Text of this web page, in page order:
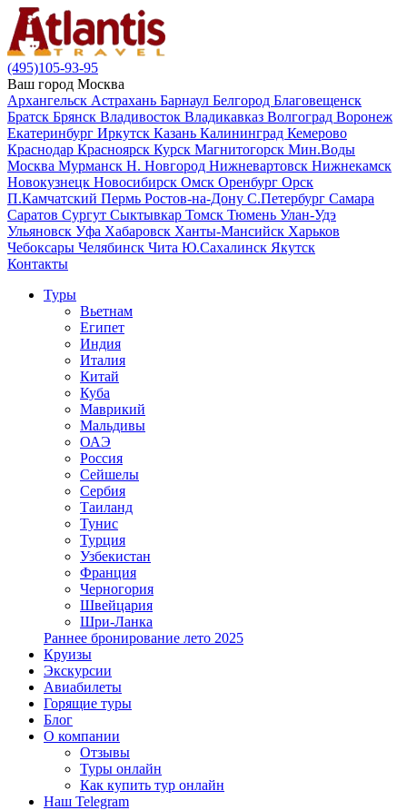
(495)105-93-95
Ваш город Москва
Архангельск Астрахань Барнаул Белгород Благовещенск
Братск Брянск Владивосток Владикавказ Волгоград Воронеж
Екатеринбург Иркутск Казань Калининград Кемерово
Краснодар Красноярск Курск Магнитогорск Мин.Воды
Москва Мурманск Н. Новгород Нижневартовск Нижнекамск
Новокузнецк Новосибирск Омск Оренбург Орск
П.Камчатский Пермь Ростов-на-Дону С.Петербург Самара
Саратов Сургут Сыктывкар Томск Тюмень Улан-Удэ
Ульяновск Уфа Хабаровск Ханты-Мансийск Харьков
Чебоксары Челябинск Чита Ю.Сахалинск Якутск
Контакты
Туры
Вьетнам
Египет
Индия
Италия
Китай
Куба
Маврикий
Мальдивы
ОАЭ
Россия
Сейшелы
Сербия
Таиланд
Тунис
Турция
Узбекистан
Франция
Черногория
Швейцария
Шри-Ланка
Раннее бронирование лето 2025
Круизы
Экскурсии
Авиабилеты
Горящие туры
Блог
О компании
Отзывы
Туры онлайн
Как купить тур онлайн
Наш Telegram